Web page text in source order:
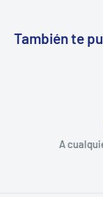
También te
A